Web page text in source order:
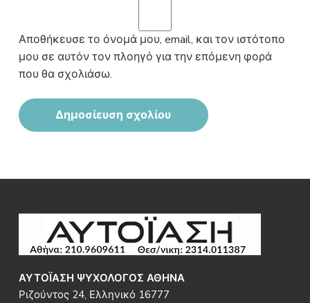
Αποθήκευσε το όνομά μου, email, και τον ιστότοπο
μου σε αυτόν τον πλοηγό για την επόμενη φορά
που θα σχολιάσω.
Footer
ΑΥΤΟΪΑΣΗ ΨΥΧΟΛΟΓΟΣ ΑΘΗΝΑ
Ριζούντος 24, Ελληνικό 16777